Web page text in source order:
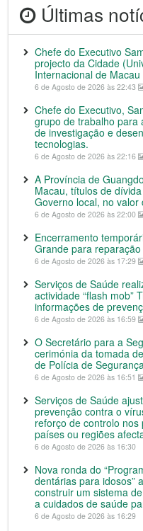
Últimas
Chefe do Executivo
projecto da Cidade
Internacional de
6 de Agosto de 2026 às 22:43
Chefe do Executivo,
grupo de trabalho para
de investigação e
tecnologias.
6 de Agosto de 2026 às 22:16
A Província de
Macau, títulos de
Governo local, no
6 de Agosto de 2026 às 22:00
Encerramento
Grande para reparação
6 de Agosto de 2026 às 17:29
Serviços de Saúde
actividade “flash mob”
informações de
6 de Agosto de 2026 às 16:59
O Secretário para a
cerimónia da tomada
de Polícia de
6 de Agosto de 2026 às 16:51
Serviços de Saúde
prevenção contra o
reforço de controlo
países ou regiões
6 de Agosto de 2026 às 16:30
Nova ronda do
dentárias para idosos”
construir um sistema
a cuidados de saúde
6 de Agosto de 2026 às 16:29